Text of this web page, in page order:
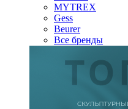
MYTREX
Gess
Beurer
Все бренды